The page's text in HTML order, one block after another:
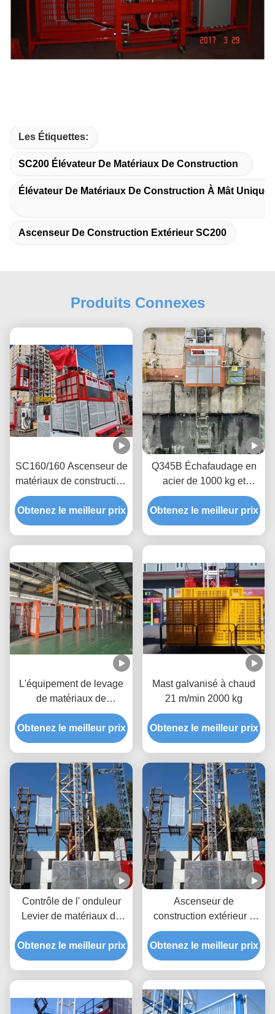
Les Étiquettes:
SC200 Élévateur De Matériaux De Construction
Élévateur De Matériaux De Construction À Mât Unique
Ascenseur De Construction Extérieur SC200
Produits Connexes
SC160/160 Ascenseur de
matériaux de construction
à deux mâts, 30
ascenseurs de passagers
Obtenez le meilleur prix
Q345B Échafaudage en
acier de 1000 kg et
élévateur à pignon pour
tunnel
Obtenez le meilleur prix
L'équipement de levage
de matériaux de
construction intelligent
SC200/200 58m/min sur
le chantier de
Obtenez le meilleur prix
Mast galvanisé à chaud
21 m/min 2000 kg
Obtenez le meilleur prix
Contrôle de l' onduleur
Levier de matériaux de
construction, levier de
matériaux de passagers
de 37 kW
Obtenez le meilleur prix
Ascenseur de
construction extérieur à
mât unique
Obtenez le meilleur prix